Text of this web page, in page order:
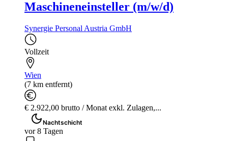
Maschineneinsteller (m/w/d)
Synergie Personal Austria GmbH
Vollzeit
Wien
(7 km entfernt)
€ 2.922,00 brutto / Monat exkl. Zulagen,...
Nachtschicht
vor 8 Tagen